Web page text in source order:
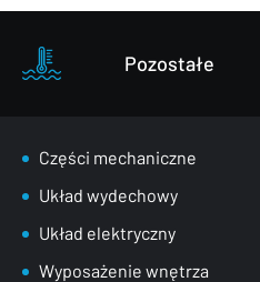
Pozostałe
Części mechaniczne
Układ wydechowy
Układ elektryczny
Wyposażenie wnętrza